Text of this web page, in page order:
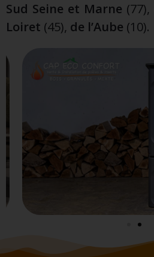
Sud Seine et Marne (77),
Loiret (45), de l’Aube (10).